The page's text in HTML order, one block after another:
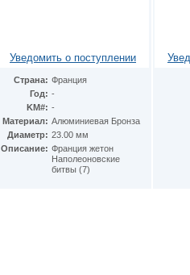
Уведомить о поступлении
Страна: Франция
Год: -
KM#: -
Материал: Алюминиевая Бронза
Диаметр: 23.00 мм
Описание: Франция жетон
Наполеоновские
битвы (7)